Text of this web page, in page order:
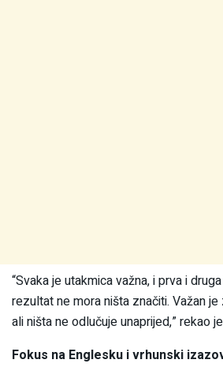
“Svaka je utakmica važna, i prva i
rezultat ne mora ništa značiti. Važan
ali ništa ne odlučuje unaprijed,” rekao
Fokus na Englesku i vrhunski